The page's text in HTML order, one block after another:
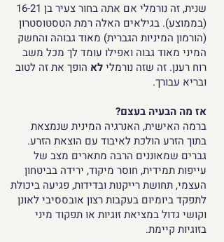
שנית, זה נורמלי אם אתה בחור צעיר בן 16-21
(בממוצע). בגילאים האלה רמת הטסטוסטרון
(הורמון המיניות הגברית) מאוד גבוהה והחשק
המיני מאוד גבוה ואפילו עומד לך מכל משב
רוח רענן. זה שזה נורמלילא הופך את זה לטוב
ובריא עבורך.
אז מה הבעיה בעצם?
ברמה האישית, האנרגיה המינית שנמצאת
בתוך הזרע הולכת לאיבוד עם הוצאת הזרע.
גברים שמאוננים הרבה מתארים מצב של
עייפות תמידית, חוסר מיקוד, ירידה בביטחון
העצמי, תחושת רייקנות ובדידות, פגיעה ביכולת
לתפקד ביומיום בעקבות רצון אובססיבי לאונן
וקושי גדול במציאת זוגיות או תפקוד מיני
בזוגיות קיימת.